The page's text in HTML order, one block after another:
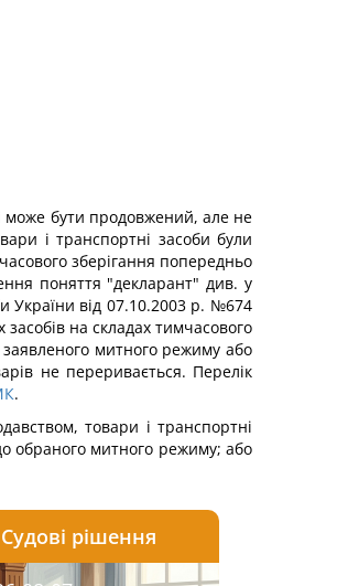
може бути продовжений, але не
і транспортні засоби були
зберігання попередньо
поняття "декларант" див. у
України від 07.10.2003 р. №674
на складах тимчасового
митного режиму або
не переривається. Перелік
.
товари і транспортні
обраного митного режиму; або
Судові рішення